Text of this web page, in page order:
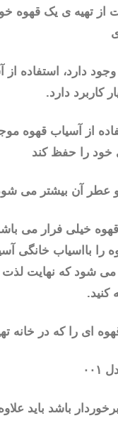
از تهیه ی یک قهوه
وجود دارد، استفاده
کاربرد دارد.
از آسیاب قهوه
را حفظ کند
و عطر آن بیشتر می
خیلی فرار می
را بااسیاب خانگی
شود که نهایت لذت
کنید.
ای را که در خانه
باشد باید